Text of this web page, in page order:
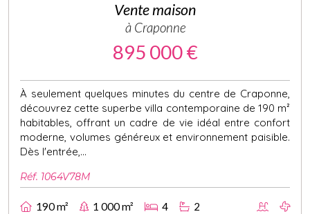
Vente maison
à Craponne
895 000 €
À seulement quelques minutes du centre de Craponne,
découvrez cette superbe villa contemporaine de 190 m²
habitables, offrant un cadre de vie idéal entre confort
moderne, volumes généreux et environnement paisible.
Dès l'entrée,...
Réf. 1064V78M
190 m² 1 000 m² 4 2